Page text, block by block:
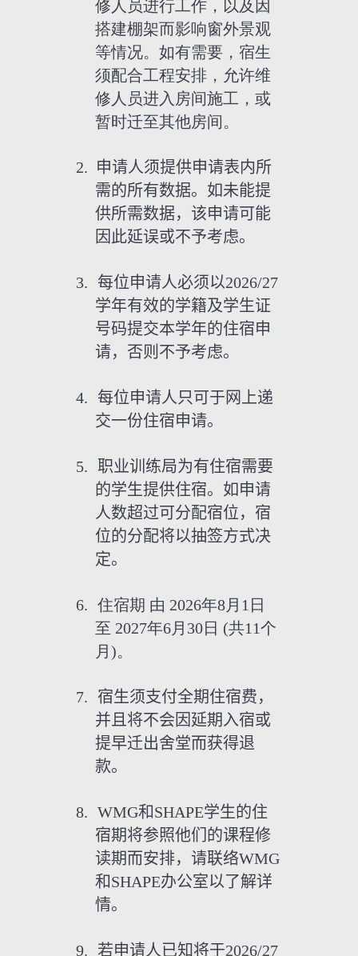
修人员进行工作，以及因
搭建棚架而影响窗外景观
等情况。如有需要，宿生
须配合工程安排，允许维
修人员进入房间施工，或
暂时迁至其他房间。
2.  申请人须提供申请表内所
需的所有数据。如未能提
供所需数据，该申请可能
因此延误或不予考虑。
3. 每位申请人必须以2026/27
学年有效的学籍及学生证
号码提交本学年的住宿申
请，否则不予考虑。
4. 每位申请人只可于网上递
交一份住宿申请。
5. 职业训练局为有住宿需要
的学生提供住宿。如申请
人数超过可分配宿位，宿
位的分配将以抽签方式决
定。
6. 住宿期 由 2026年8月1日
至 2027年6月30日 (共11个
月)。
7. 宿生须支付全期住宿费，
并且将不会因延期入宿或
提早迁出舍堂而获得退
款。
8. WMG和SHAPE学生的住
宿期将参照他们的课程修
读期而安排，请联络WMG
和SHAPE办公室以了解详
情。
9. 若申请人已知将于2026/27